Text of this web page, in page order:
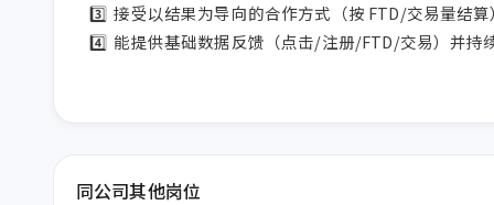
3️⃣  接受以结果为导向的合作方式（按 FTD/交易量结
4️⃣  能提供基础数据反馈（点击/注册/FTD/交易）并持
同公司其他岗位